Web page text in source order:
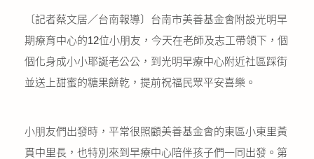
〔記者蔡文居／台南報導〕台南市美善基金會附設光明早
期療育中心的12位小朋友，今天在老師及志工帶領下，個
個化身成小小耶誕老公公，到光明早療中心附近社區踩街
並送上甜蜜的糖果餅乾，提前祝福民眾平安喜樂。
小朋友們出發時，平常很照顧美善基金會的東區小東里黃
貫中里長，也特別來到早療中心陪伴孩子們一同出發。第